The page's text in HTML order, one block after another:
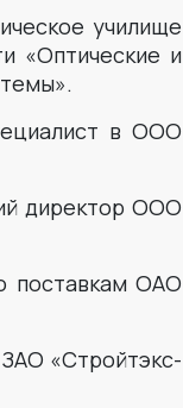
училище
«Оптические и
в ООО
директор ООО
поставкам ОАО
«Стройтэкс-